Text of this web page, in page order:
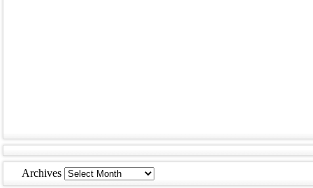
Archives Archives